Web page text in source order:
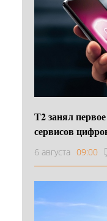
Т2 занял
сервисов
6 августа 09:00